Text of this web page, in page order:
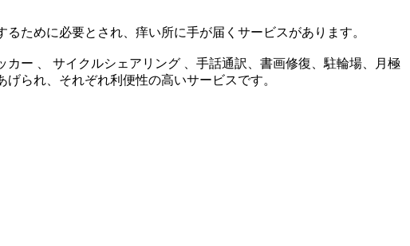
ために必要とされ、痒い所に手が届くサービスがあります。
ー 、 サイクルシェアリング 、手話通訳、書画修復、駐輪場、月極
られ、それぞれ利便性の高いサービスです。